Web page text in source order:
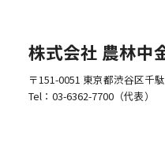
株式会社 農林中
〒151-0051 東京都渋谷区千
Tel： 03-6362-7700（代表）